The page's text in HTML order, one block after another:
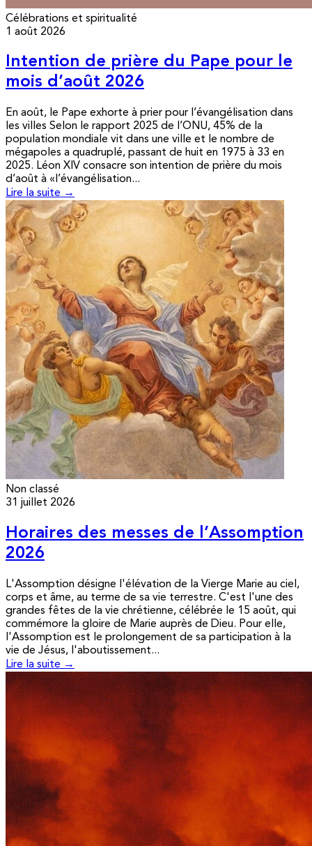
Célébrations et spiritualité
1 août 2026
Intention de prière du Pape pour le
mois d’août 2026
En août, le Pape exhorte à prier pour l’évangélisation dans
les villes Selon le rapport 2025 de l’ONU, 45% de la
population mondiale vit dans une ville et le nombre de
mégapoles a quadruplé, passant de huit en 1975 à 33 en
2025. Léon XIV consacre son intention de prière du mois
d’août à «l’évangélisation...
Lire la suite →
Non classé
31 juillet 2026
Horaires des messes de l’Assomption
2026
L'Assomption désigne l'élévation de la Vierge Marie au ciel,
corps et âme, au terme de sa vie terrestre. C'est l'une des
grandes fêtes de la vie chrétienne, célébrée le 15 août, qui
commémore la gloire de Marie auprès de Dieu. Pour elle,
l'Assomption est le prolongement de sa participation à la
vie de Jésus, l'aboutissement...
Lire la suite →